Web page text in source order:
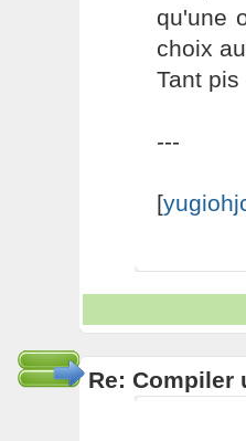
qu'une
choix
Tant
---
[
Re: Compiler